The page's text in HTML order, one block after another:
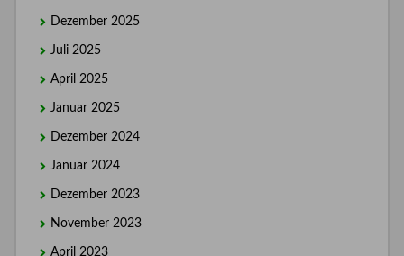
Dezember 2025
Juli 2025
April 2025
Januar 2025
Dezember 2024
Januar 2024
Dezember 2023
November 2023
April 2023